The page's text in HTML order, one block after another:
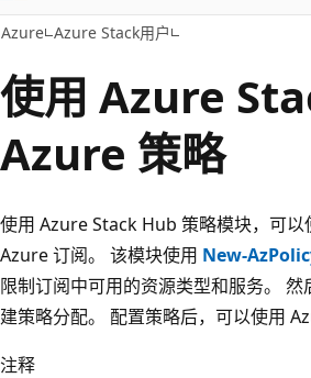
Azure Azure Stack用户
使用 Azure
Azure 策略
使用 Azure Stack Hub 策略模块，可
Azure 订阅。 该模块使用 New-
限制订阅中可用的资源类型和服务。 然
建策略分配。 配置策略后，可以使用
注释